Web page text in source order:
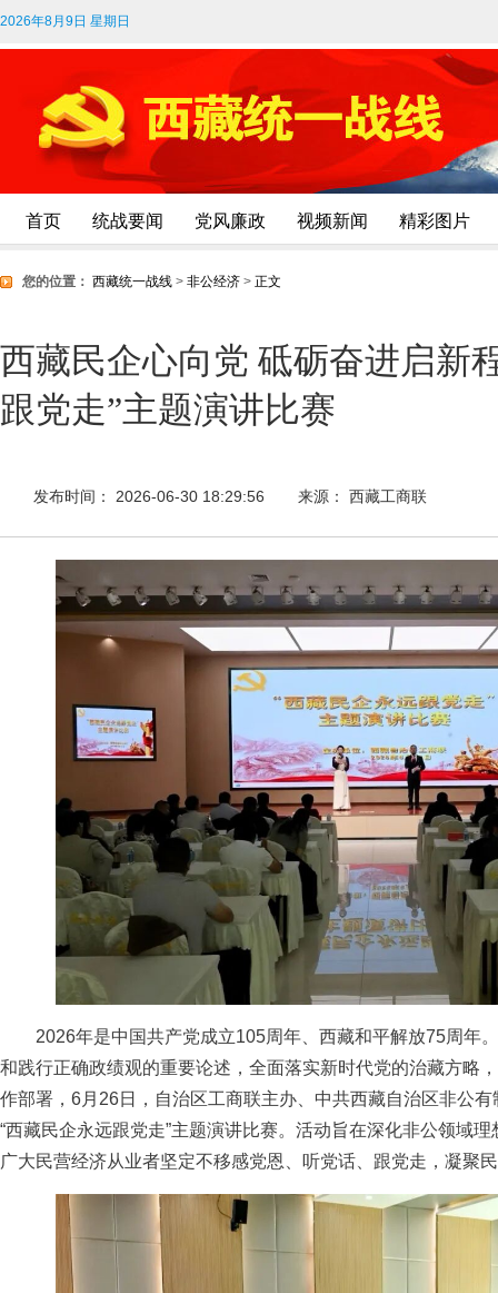
2026年8月9日 星期日
首页 统战要闻 党风廉政 视频新闻 精彩图片
您的位置： 西藏统一战线 > 非公经济 > 正文
西藏民企心向党 砥砺奋进启
跟党走”主题演讲比赛
发布时间： 2026-06-30 18:29:56 来源： 西藏工商联
2026年是中国共产党成立105周年、西藏和平解放75周年
和践行正确政绩观的重要论述，全面落实新时代党的治藏方略，
作部署，6月26日，自治区工商联主办、中共西藏自治区非公
“西藏民企永远跟党走”主题演讲比赛。活动旨在深化非公领域
广大民营经济从业者坚定不移感党恩、听党话、跟党走，凝聚